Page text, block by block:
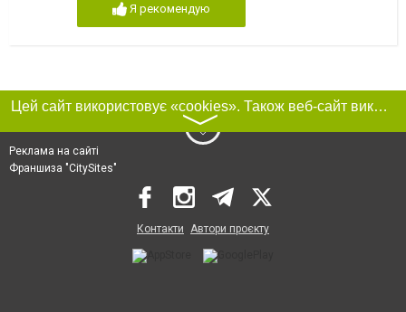
Я рекомендую
Цей сайт використовує «cookies». Також веб-сайт використовує інтернет-сервіс для збору технічних даних стосовно відвідувачів з метою отримання маркетингової та статистичної інформації. Умови обробки даних відвідувачів сайту див.
〉
Реклама на сайті
Франшиза "CitySites"
Контакти Автори проєкту